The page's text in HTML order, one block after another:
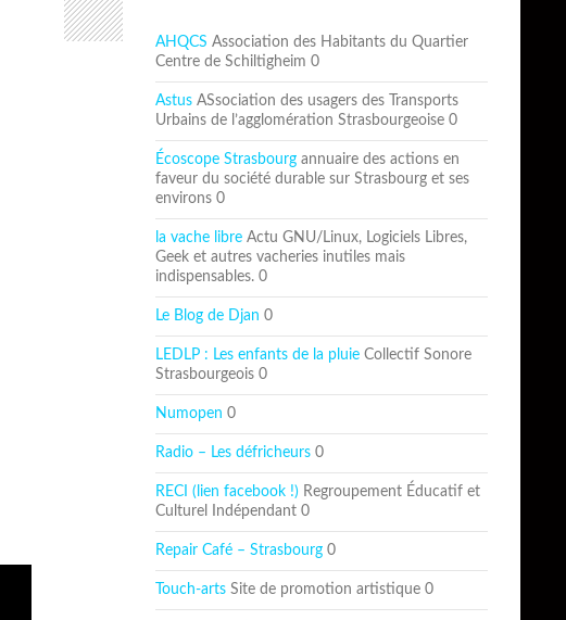
AHQCS Association des Habitants du Quartier
Centre de Schiltigheim 0
Astus ASsociation des usagers des Transports
Urbains de l’agglomération Strasbourgeoise 0
Écoscope Strasbourg annuaire des actions en
faveur du société durable sur Strasbourg et ses
environs 0
la vache libre Actu GNU/Linux, Logiciels Libres,
Geek et autres vacheries inutiles mais
indispensables. 0
Le Blog de Djan 0
LEDLP : Les enfants de la pluie Collectif Sonore
Strasbourgeois 0
Numopen 0
Radio – Les défricheurs 0
RECI (lien facebook !) Regroupement Éducatif et
Culturel Indépendant 0
Repair Café – Strasbourg 0
Touch-arts Site de promotion artistique 0